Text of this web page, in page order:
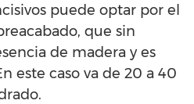
puede optar por el
que sin
de madera y es
este caso va de 20 a 40